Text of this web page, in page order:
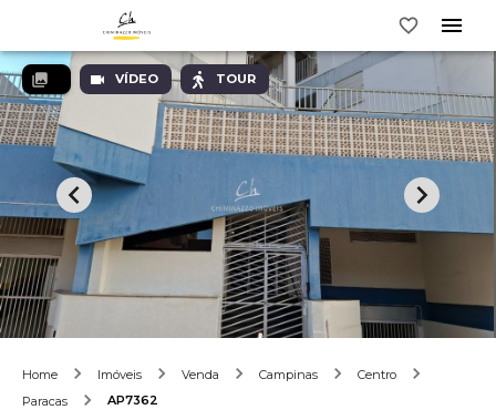
VÍDEO TOUR
Home Imóveis Venda Campinas
Centro
Paracas
AP7362